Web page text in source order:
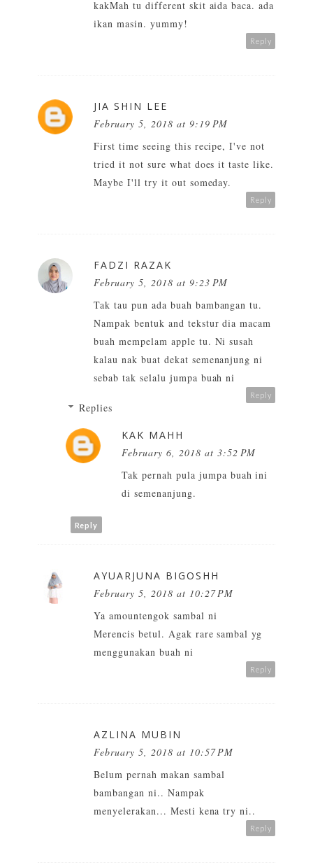
kakMah tu different skit aida baca. ada
ikan masin. yummy!
Reply
JIA SHIN LEE
February 5, 2018 at 9:19 PM
First time seeing this recipe, I've not
tried it not sure what does it taste like.
Maybe I'll try it out someday.
Reply
FADZI RAZAK
February 5, 2018 at 9:23 PM
Tak tau pun ada buah bambangan tu.
Nampak bentuk and tekstur dia macam
buah mempelam apple tu. Ni susah
kalau nak buat dekat semenanjung ni
sebab tak selalu jumpa buah ni
Reply
Replies
KAK MAHH
February 6, 2018 at 3:52 PM
Tak pernah pula jumpa buah ini
di semenanjung.
Reply
AYUARJUNA BIGOSHH
February 5, 2018 at 10:27 PM
Ya amountengok sambal ni
Merencis betul. Agak rare sambal yg
menggunakan buah ni
Reply
AZLINA MUBIN
February 5, 2018 at 10:57 PM
Belum pernah makan sambal
bambangan ni.. Nampak
menyelerakan... Mesti kena try ni..
Reply